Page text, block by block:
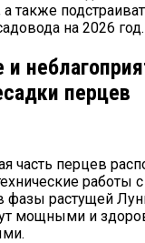
также
на 2026 год.
и
перцев
часть перцев
работы
фазы растущей
мощными и